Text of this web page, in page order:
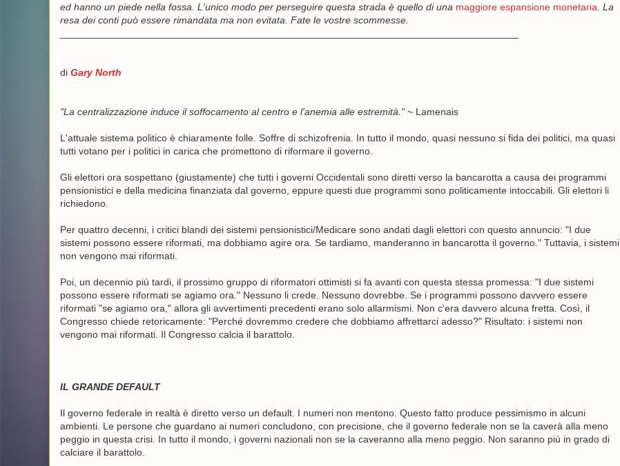
ed hanno un piede nella fossa. L'unico modo per perseguire questa strada è quello di una maggiore espansione monetaria La
resa dei conti può essere rimandata ma non evitata. Fate le vostre scommesse.
di Gary North
"La centralizzazione induce il soffocamento al centro e l'anemia alle estremità."~ Lamenais
L'attuale sistema politico è chiaramente folle. Soffre di schizofrenia. In tutto il mondo, quasi nessuno si fida dei politici, ma quasi
tutti votano per i politici in carica che promettono di riformare il governo.
Gli elettori ora sospettano (giustamente) che tutti i governi Occidentali sono diretti verso la bancarotta a causa dei programmi
pensionistici e della medicina finanziata dal governo, eppure questi due programmi sono politicamente intoccabili. Gli elettori li
richiedono.
Per quattro decenni, i critici blandi dei sistemi pensionistici/Medicare sono andati dagli elettori con questo annuncio: "I due
sistemi possono essere riformati, ma dobbiamo agire ora. Se tardiamo, manderanno in bancarotta il governo." Tuttavia, i sistemi
non vengono mai riformati.
Poi, un decennio più tardi, il prossimo gruppo di riformatori ottimisti si fa avanti con questa stessa promessa: "I due sistemi
possono essere riformati se agiamo ora." Nessuno li crede. Nessuno dovrebbe. Se i programmi possono davvero essere
riformati "se agiamo ora," allora gli avvertimenti precedenti erano solo allarmismi. Non c'era davvero alcuna fretta. Così, il
Congresso chiede retoricamente: "Perché dovremmo credere che dobbiamo affrettarci adesso?" Risultato: i sistemi non
vengono mai riformati. Il Congresso calcia il barattolo.
IL GRANDE DEFAULT
Il governo federale in realtà è diretto verso un default. I numeri non mentono. Questo fatto produce pessimismo in alcuni
ambienti. Le persone che guardano ai numeri concludono, con precisione, che il governo federale non se la caverà alla meno
peggio in questa crisi. In tutto il mondo, i governi nazionali non se la caveranno alla meno peggio. Non saranno più in grado di
calciare il barattolo.